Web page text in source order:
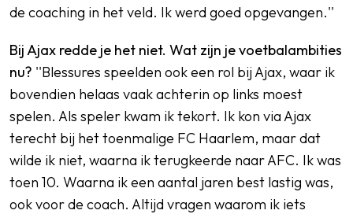
de coaching in het veld. Ik werd goed opgevangen.''
Bij Ajax redde je het niet. Wat zijn je voetbalambities
nu? ''Blessures speelden ook een rol bij Ajax, waar ik
bovendien helaas vaak achterin op links moest
spelen. Als speler kwam ik tekort. Ik kon via Ajax
terecht bij het toenmalige FC Haarlem, maar dat
wilde ik niet, waarna ik terugkeerde naar AFC. Ik was
toen 10. Waarna ik een aantal jaren best lastig was,
ook voor de coach. Altijd vragen waarom ik iets